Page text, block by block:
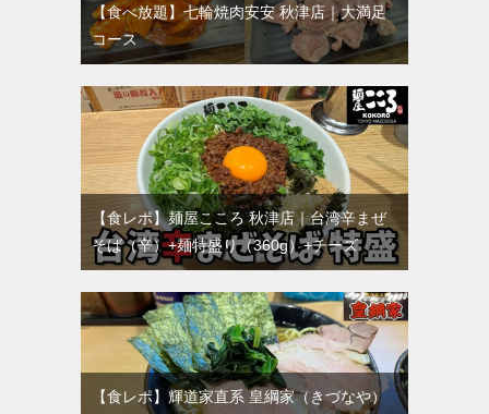
【食べ放題】七輪焼肉安安 秋津店｜大満足
コース
【食レポ】麺屋こころ 秋津店｜台湾辛まぜ
そば（辛）+麺特盛り（360g）+チーズ
【食レポ】輝道家直系 皇綱家（きづなや）